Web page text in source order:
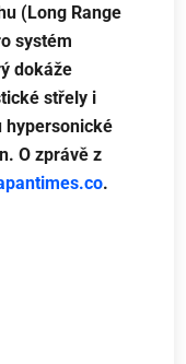
(Long Range
systém
dokáže
střely i
hypersonické
O zprávě z
.